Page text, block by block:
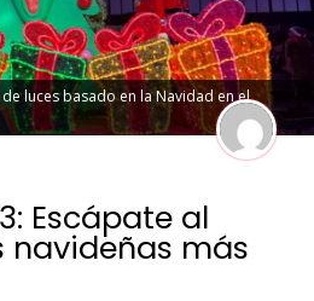
luces basado en la Navidad en el
Escápate al
navideñas más